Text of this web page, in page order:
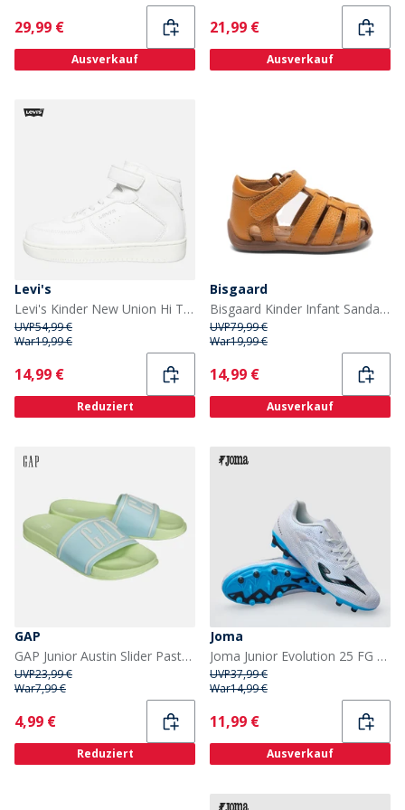
Current
29,99 €
Ausverkauf
Current
21,99 €
Ausverkauf
Levi's
Levi's Kinder New Union Hi Top Sneaker Weiß 0061
UVP54,99 €
War19,99 €
Current
14,99 €
Reduziert
Bisgaard
Bisgaard Kinder Infant Sandalen Mehrfarbig
UVP79,99 €
War19,99 €
Current
14,99 €
Ausverkauf
GAP
GAP Junior Austin Slider Pastel Green Santorini
UVP23,99 €
War7,99 €
Current
4,99 €
Reduziert
Joma
Joma Junior Evolution 25 FG Firm Ground Fußballschuhe Weiß
UVP37,99 €
War14,99 €
Current
11,99 €
Ausverkauf